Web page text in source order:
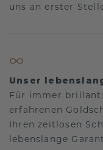
uns an erster
Unser
Für immer
erfahrenen
Ihren zeitlosen
lebenslange